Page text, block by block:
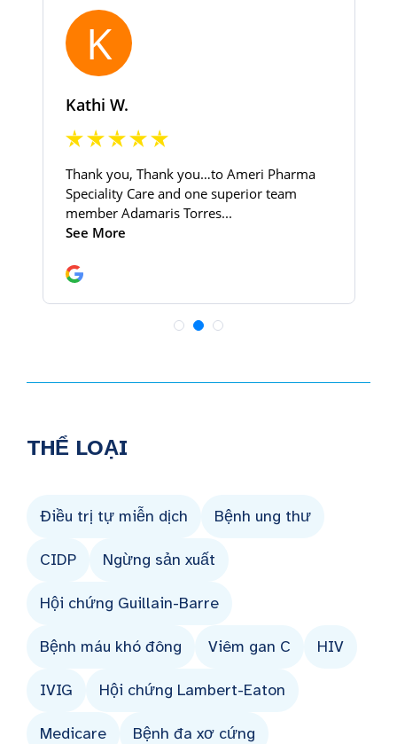
THỂ LOẠI
Điều trị tự miễn dịch Bệnh ung thư
CIDP Ngừng sản xuất
Hội chứng Guillain-Barre
Bệnh máu khó đông Viêm gan C HIV
IVIG Hội chứng Lambert-Eaton
Medicare Bệnh đa xơ cứng